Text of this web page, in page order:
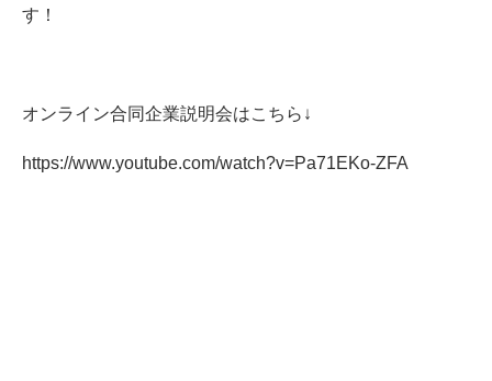
す！
オンライン合同企業説明会はこちら↓
https://www.youtube.com/watch?v=Pa71EKo-ZFA